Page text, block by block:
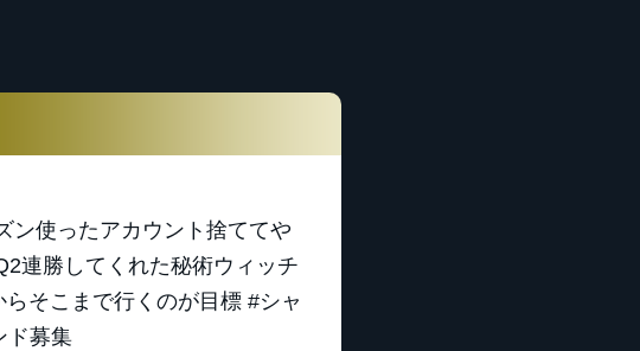
ン使ったアカウント捨ててや
連勝してくれた秘術ウィッチ
そこまで行くのが目標 #シャ
ド募集